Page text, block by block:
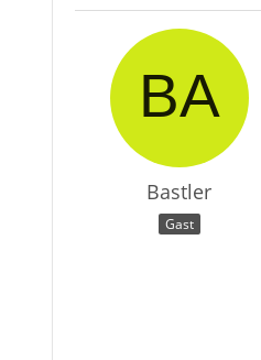
Bastler
Gast